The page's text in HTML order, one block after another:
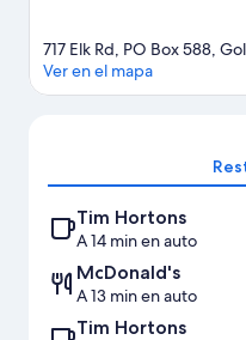
717 Elk Rd, PO Box 588,
Ver en el mapa
Tim Hortons
A 14 min en auto
McDonald's
A 13 min en auto
Tim Hortons